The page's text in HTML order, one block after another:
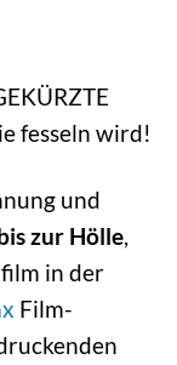
fesseln wird!
und
zur Hölle
in der
Film-